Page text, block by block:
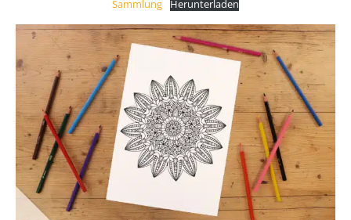
Sammlung
Herunterladen